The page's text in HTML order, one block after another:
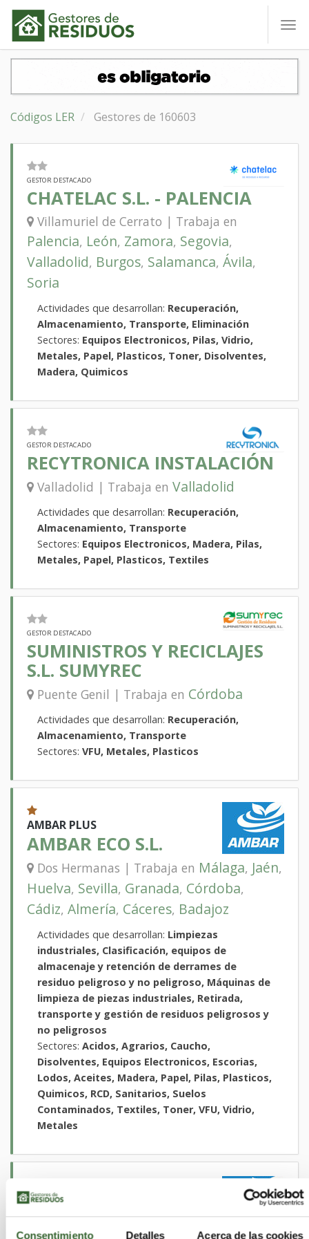
Consentimiento Detalles Acerca de las cookies
Códigos LER Gestores de 160603
GESTOR DESTACADO
CHATELAC S.L. - PALENCIA
Villamuriel de Cerrato | Trabaja en
Palencia, León, Zamora, Segovia,
Valladolid, Burgos, Salamanca, Ávila,
Soria
Actividades que desarrollan: Recuperación,
Almacenamiento, Transporte, Eliminación
Sectores: Equipos Electronicos, Pilas, Vidrio,
Metales, Papel, Plasticos, Toner, Disolventes,
Madera, Quimicos
GESTOR DESTACADO
RECYTRONICA INSTALACIÓN
Valladolid | Trabaja en Valladolid
Actividades que desarrollan: Recuperación,
Almacenamiento, Transporte
Sectores: Equipos Electronicos, Madera, Pilas,
Metales, Papel, Plasticos, Textiles
GESTOR DESTACADO
SUMINISTROS Y RECICLAJES
S.L. SUMYREC
Puente Genil | Trabaja en Córdoba
Actividades que desarrollan: Recuperación,
Almacenamiento, Transporte
Sectores: VFU, Metales, Plasticos
AMBAR PLUS
AMBAR ECO S.L.
Dos Hermanas | Trabaja en Málaga, Jaén,
Huelva, Sevilla, Granada, Córdoba,
Cádiz, Almería, Cáceres, Badajoz
Actividades que desarrollan: Limpiezas
industriales, Clasificación, equipos de
almacenaje y retención de derrames de
residuo peligroso y no peligroso, Máquinas de
limpieza de piezas industriales, Retirada,
transporte y gestión de residuos peligrosos y
no peligrosos
Sectores: Acidos, Agrarios, Caucho,
Disolventes, Equipos Electronicos, Escorias,
Lodos, Aceites, Madera, Papel, Pilas, Plasticos,
Quimicos, RCD, Sanitarios, Suelos
Contaminados, Textiles, Toner, VFU, Vidrio,
Metales
AMBAR PLUS
AMBAR HONDAKIN,